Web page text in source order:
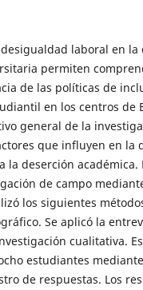
laboral en la
permiten
de las políticas de
en los centros de
general de la
que influyen en la
la deserción académica.
de campo
los siguientes
Se aplicó la
cualitativa.
estudiantes
de respuestas. Los